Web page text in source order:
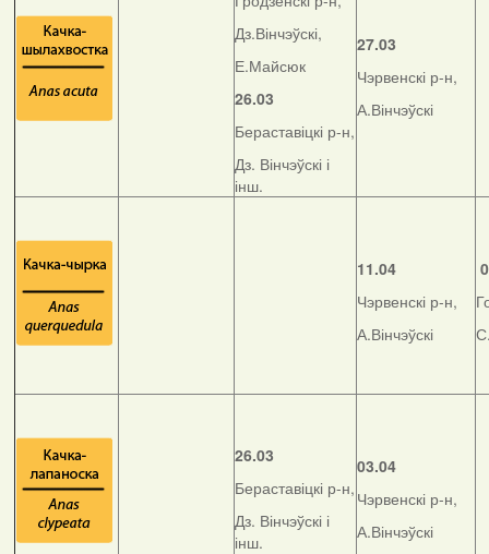
Дз.Вінчэўскі,
Е.Майсюк
26.03
Бераставіцкі р-н,
Дз. Вінчэўскі і
інш.
27.03
Чэрвенскі р-н,
А.Вінчэўскі
11.04
Чэрвенскі р-н,
А.Вінчэўскі
26.03
Бераставіцкі р-н,
Дз. Вінчэўскі і
інш.
03.04
Чэрвенскі р-н,
А.Вінчэўскі